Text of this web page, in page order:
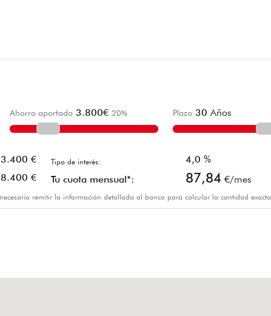
Ahorro aportado 3.800€ 20% Plazo 30 Años
3.400 €
€
Tipo de interés: 4,0 %
Tu cuota mensual*:
87,84 €/mes
remitir la información detallada al banco para calcular la cantidad exacta.